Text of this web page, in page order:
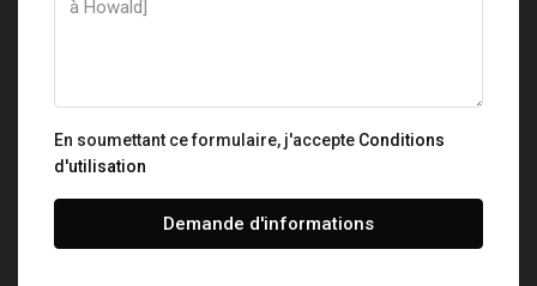
En soumettant ce formulaire, j'accepte Conditions
d'utilisation
Demande d'informations